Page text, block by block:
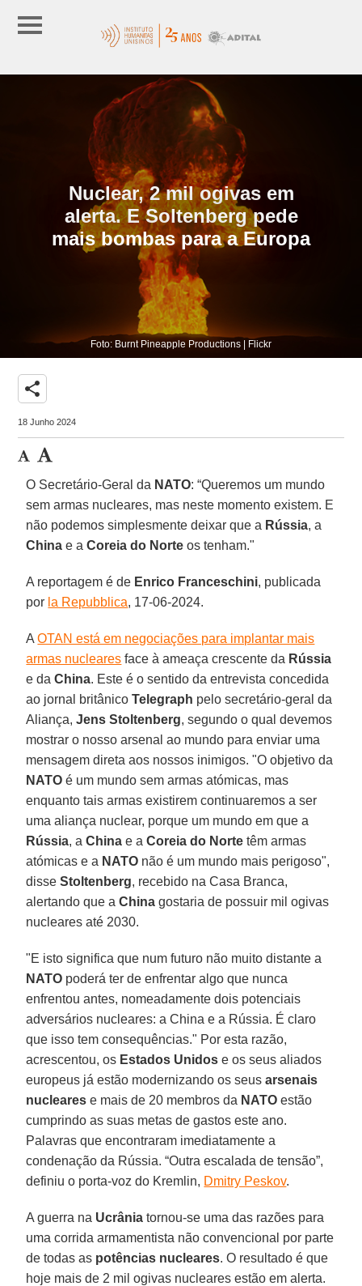
Nuclear, 2 mil ogivas em
alerta. E Soltenberg pede
mais bombas para a Europa
Foto: Burnt Pineapple Productions | Flickr
share
18 Junho 2024
O Secretário-Geral da NATO: “Queremos um mundo
sem armas nucleares, mas neste momento existem. E
não podemos simplesmente deixar que a Rússia, a
China e aCoreia do Norte os tenham."
A reportagem é de Enrico Franceschini, publicada
por la Repubblica, 17-06-2024.
AOTAN está em negociações para implantar mais
armas nucleares face à ameaça crescente da Rússia
e daChina. Este é o sentido da entrevista concedida
ao jornal britânicoTelegraph pelo secretário-geral da
Aliança,Jens Stoltenberg, segundo o qual devemos
mostrar o nosso arsenal ao mundo para enviar uma
mensagem direta aos nossos inimigos. "O objetivo da
NATO é um mundo sem armas atómicas, mas
enquanto tais armas existirem continuaremos a ser
uma aliança nuclear, porque um mundo em que a
Rússia, aChina e aCoreia do Norte têm armas
atómicas e a NATO não é um mundo mais perigoso",
disseStoltenberg, recebido na Casa Branca,
alertando que aChina gostaria de possuir mil ogivas
nucleares até 2030.
"E isto significa que num futuro não muito distante a
NATO poderá ter de enfrentar algo que nunca
enfrentou antes, nomeadamente dois potenciais
adversários nucleares: a China e a Rússia. É claro
que isso tem consequências." Por esta razão,
acrescentou, os Estados Unidos e os seus aliados
europeus já estão modernizando os seusarsenais
nucleares e mais de 20 membros da NATO estão
cumprindo as suas metas de gastos este ano.
Palavras que encontraram imediatamente a
condenação da Rússia. “Outra escalada de tensão”,
definiu o porta-voz do Kremlin, Dmitry Peskov.
A guerra na Ucrânia tornou-se uma das razões para
uma corrida armamentista não convencional por parte
de todas as potências nucleares. O resultado é que
hoje mais de 2 mil ogivas nucleares estão em alerta.